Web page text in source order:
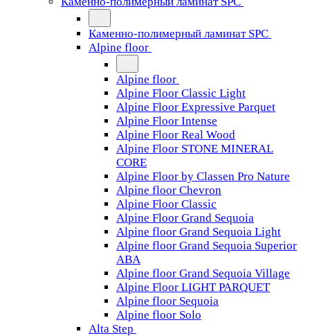
Каменно-полимерный ламинат SPC
Alpine floor
Alpine floor
Alpine Floor Classic Light
Alpine Floor Expressive Parquet
Alpine Floor Intense
Alpine Floor Real Wood
Alpine Floor STONE MINERAL
CORE
Alpine Floor by Classen Pro Nature
Alpine floor Chevron
Alpine Floor Classic
Alpine Floor Grand Sequoia
Alpine floor Grand Sequoia Light
Alpine floor Grand Sequoia Superior
ABA
Alpine floor Grand Sequoia Village
Alpine Floor LIGHT PARQUET
Alpine floor Sequoia
Alpine floor Solo
Alta Step